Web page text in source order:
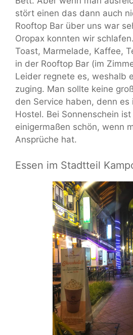
stört einen das dann auch
Rooftop Bar über uns war
Oropax konnten wir
Toast, Marmelade, Kaffee,
in der Rooftop Bar (im
Leider regnete es, weshalb
zuging. Man sollte keine
den Service haben, denn es
Hostel. Bei Sonnenschein
einigermaßen schön, wenn
Ansprüche hat.
Essen im Stadtteil